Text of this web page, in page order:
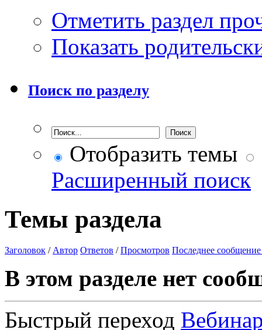
Отметить раздел
Показать
Поиск по разделу
Отобразить темы
Расширенный поиск
Темы раздела
Заголовок / Автор Ответов /Просмотров Последнее сообщение
В этом разделе нет
Быстрый переход